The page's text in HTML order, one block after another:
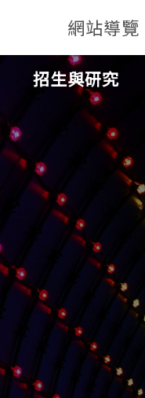
網站導覽
招生與研究